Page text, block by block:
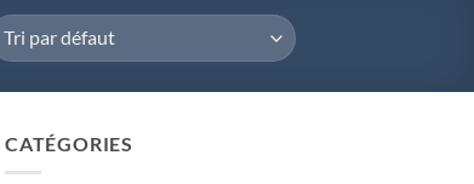
CATÉGORIES